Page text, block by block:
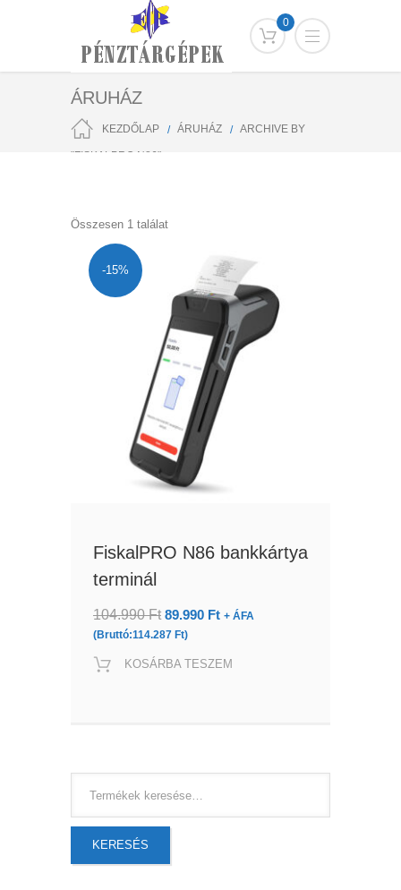
0
ÁRUHÁZ
KEZDŐLAP ÁRUHÁZ ARCHIVE BY
"FISKALPRO N86"
Összesen 1 találat
-15%
FiskalPRO N86 bankkártya
terminál
104.990Ft Original
price
104.990 Ft.
89.990 FtCurrent
89.990 Ft.
+ ÁFA
(Bruttó:114.287 Ft)
KOSÁRBA TESZEM
KERESÉS